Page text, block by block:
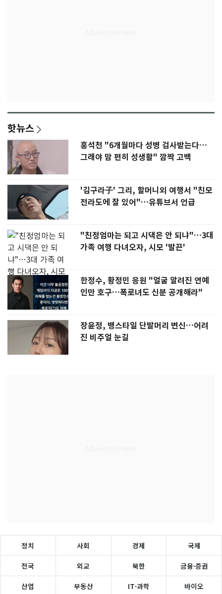
핫뉴스
홍석천 "6개월마다 성병 검사받는다…
그래야 맘 편히 성생활" 깜짝 고백
'김구라子' 그리, 할머니외 여행서 "친모
전라도에 잘 있어"…유튜브서 언급
"친정엄마는 되고 시댁은 안 되냐"…3대
가족 여행 다녀오자, 시모 '발끈'
한정수, 황정민 응원 "얼굴 알려진 연예
인만 호구…폭로녀도 신분 공개해라"
장윤정, 뱅스타일 단발머리 변신…어려
진 비주얼 눈길
정치 사회 경제 국제
전국 외교 북한 금융·증권
산업 부동산 IT·과학 바이오